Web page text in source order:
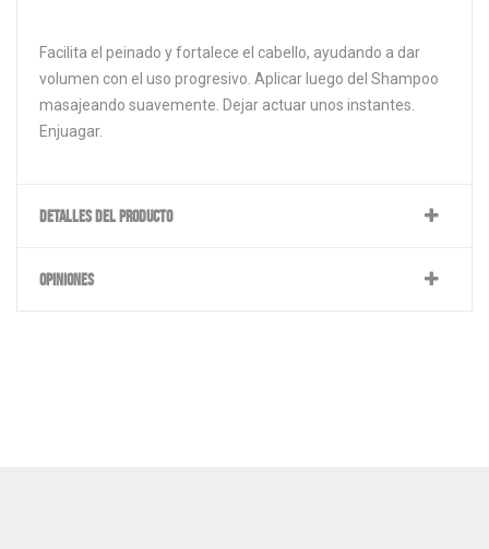
Facilita el peinado y fortalece el cabello, ayudando a dar
volumen con el uso progresivo. Aplicar luego del Shampoo
masajeando suavemente. Dejar actuar unos instantes.
Enjuagar.
DETALLES DEL PRODUCTO
OPINIONES